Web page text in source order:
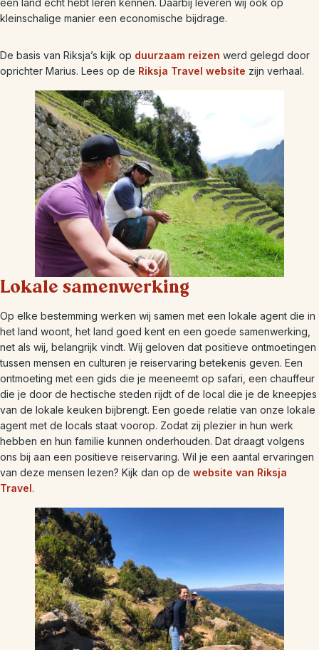
een land echt hebt leren kennen. Daarbij leveren wij ook op
kleinschalige manier een economische bijdrage.
De basis van Riksja’s kijk op duurzaam reizen werd gelegd door
oprichter Marius. Lees op de Riksja Travel website zijn verhaal.
Lokale samenwerking
Op elke bestemming werken wij samen met een lokale agent die in
het land woont, het land goed kent en een goede samenwerking,
net als wij, belangrijk vindt. Wij geloven dat positieve ontmoetingen
tussen mensen en culturen je reiservaring betekenis geven. Een
ontmoeting met een gids die je meeneemt op safari, een chauffeur
die je door de hectische steden rijdt of de local die je de kneepjes
van de lokale keuken bijbrengt. Een goede relatie van onze lokale
agent met de locals staat voorop. Zodat zij plezier in hun werk
hebben en hun familie kunnen onderhouden. Dat draagt volgens
ons bij aan een positieve reiservaring. Wil je een aantal ervaringen
van deze mensen lezen? Kijk dan op de website van Riksja
Travel .